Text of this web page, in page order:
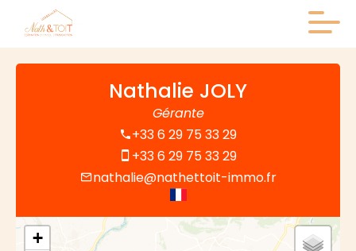
Nathalie JOLY
Gérante
+33 6 29 75 33 29
+33 6 29 75 33 29
nathalie@nathettoit-immo.fr
+